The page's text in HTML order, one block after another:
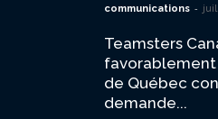
communications -
Teamsters
favorablement
de Québec
demande...